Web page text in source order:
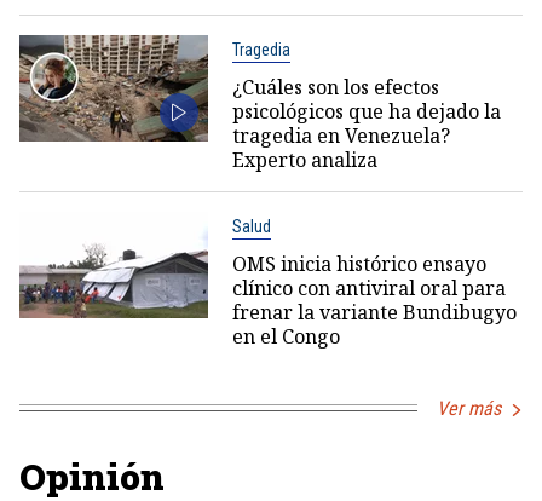
Tragedia
¿Cuáles son los efectos
psicológicos que ha dejado la
tragedia en Venezuela?
Experto analiza
Salud
OMS inicia histórico ensayo
clínico con antiviral oral para
frenar la variante Bundibugyo
en el Congo
Ver más
Opinión